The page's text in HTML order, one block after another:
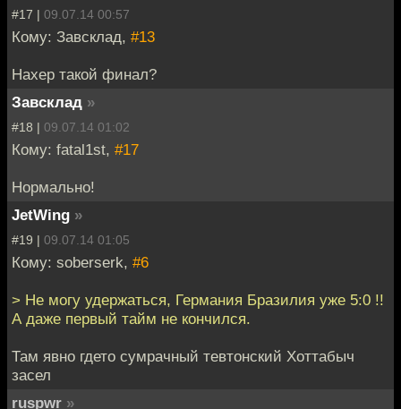
#17 | 09.07.14 00:57
Кому: Завсклад, #13
Нахер такой финал?
Завсклад »
#18 | 09.07.14 01:02
Кому: fatal1st, #17
Нормально!
JetWing »
#19 | 09.07.14 01:05
Кому: soberserk, #6
> Не могу удержаться, Германия Бразилия уже 5:0 !!
А даже первый тайм не кончился.
Там явно гдето сумрачный тевтонский Хоттабыч
засел
ruspwr »